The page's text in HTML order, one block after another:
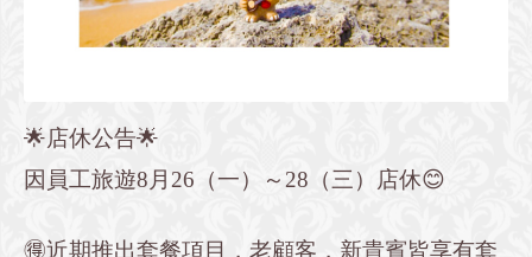
🌟店休公告🌟
因員工旅遊8月26（一）～28（三）店休😊
🉐近期推出套餐項目，老顧客，新貴賓皆享有套